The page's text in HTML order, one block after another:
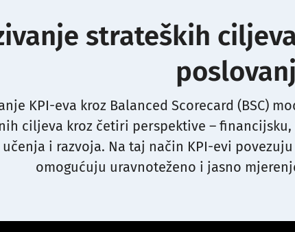
strateških
KPI-eva kroz Balanced Scorecard (BSC)
ciljeva kroz četiri perspektive –
učenja i razvoja. Na taj način KPI-evi
omogućuju uravnoteženo i jasno